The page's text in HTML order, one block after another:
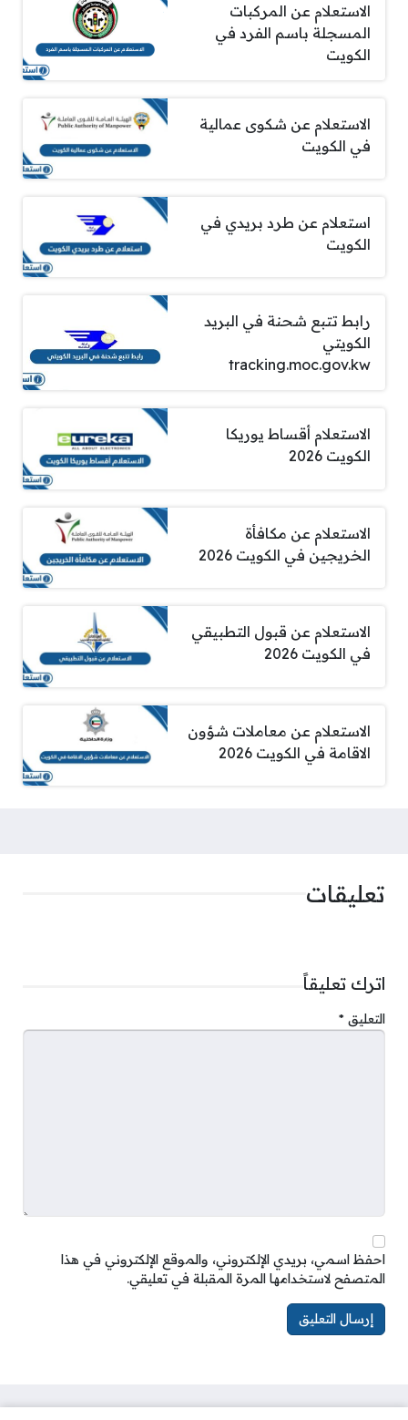
الاستعلام عن المركبات
المسجلة باسم الفرد في
الكويت
الاستعلام عن شكوى عمالية
في الكويت
استعلام عن طرد بريدي في
الكويت
رابط تتبع شحنة في البريد
الكويتي
tracking.moc.gov.kw
الاستعلام أقساط يوريكا
الكويت 2026
الاستعلام عن مكافأة
الخريجين في الكويت 2026
الاستعلام عن قبول التطبيقي
في الكويت 2026
الاستعلام عن معاملات شؤون
الاقامة في الكويت 2026
تعليقات
اترك تعليقاً
التعليق *
احفظ اسمي، بريدي الإلكتروني، والموقع الإلكتروني في هذا
المتصفح لاستخدامها المرة المقبلة في تعليقي.